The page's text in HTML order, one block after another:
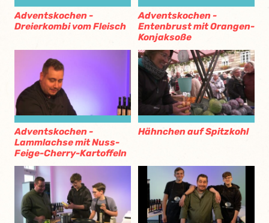
Adventskochen -
Dreierkombi vom Fleisch
Adventskochen -
Entenbrust mit Orangen-
Konjaksoße
Adventskochen -
Lammlachse mit Nuss-
Feige-Cherry-Kartoffeln
Hähnchen auf Spitzkohl